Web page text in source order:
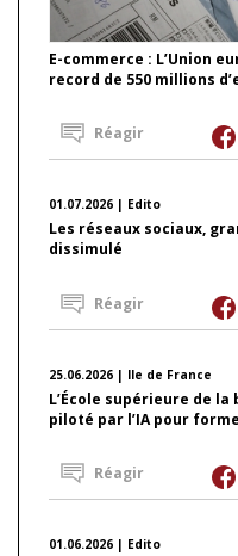
E-commerce : L’Union
record de 550 millions
Réagir
01.07.2026 | Edito
Les réseaux sociaux,
dissimulé
Réagir
25.06.2026 | Ile de France
L’École supérieure de
piloté par l’IA pour
Réagir
01.06.2026 | Edito